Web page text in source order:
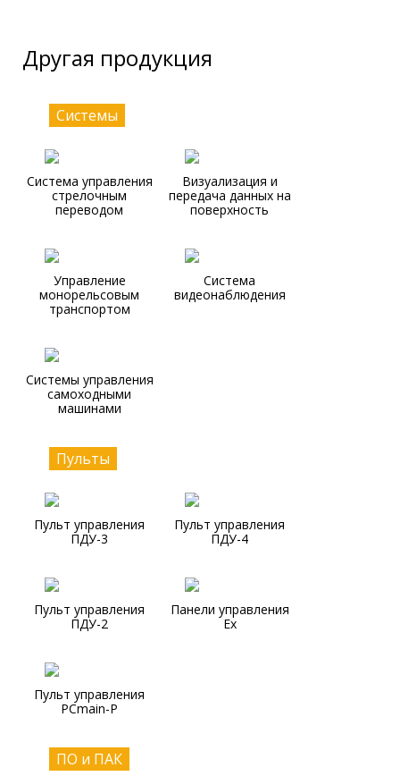
Другая продукция
Системы
Система управления
стрелочным
переводом
Визуализация и
передача данных на
поверхность
Управление
монорельсовым
транспортом
Система
видеонаблюдения
Системы управления
самоходными
машинами
Пульты
Пульт управления
ПДУ-3
Пульт управления
ПДУ-4
Пульт управления
ПДУ-2
Панели управления
Ex
Пульт управления
PCmain-P
ПО и ПАК